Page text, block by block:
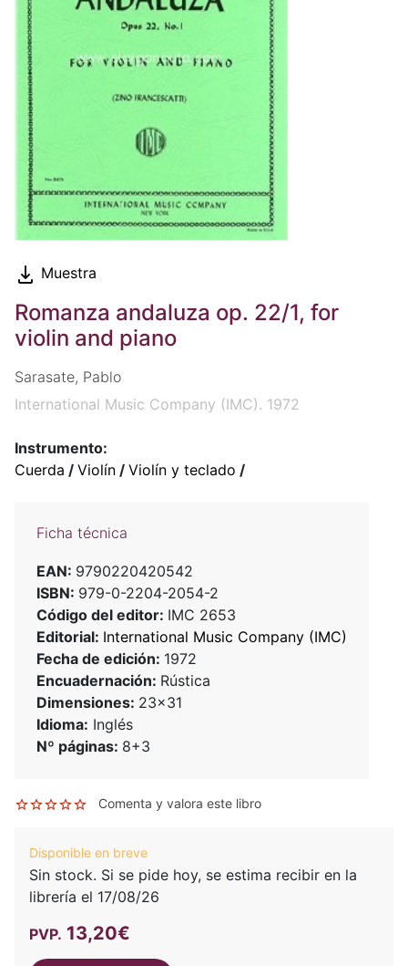
Muestra
Romanza andaluza op. 22/1, for
violin and piano
Sarasate, Pablo
International Music Company (IMC). 1972
Instrumento:
Cuerda / Violín / Violín y teclado /
Ficha técnica
EAN: 9790220420542
ISBN: 979-0-2204-2054-2
Código del editor: IMC 2653
Editorial: International Music Company (IMC)
Fecha de edición: 1972
Encuadernación: Rústica
Dimensiones: 23x31
Idioma: Inglés
Nº páginas: 8+3
Comenta y valora este libro
Disponible en breve
Sin stock. Si se pide hoy, se estima recibir en la
librería el 17/08/26
PVP. 13,20€